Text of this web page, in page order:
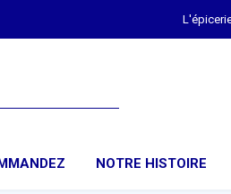
NOTRE HISTOIRE